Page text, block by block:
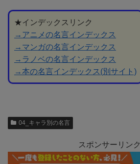
★インデックスリンク
→アニメの名言インデックス
→マンガの名言インデックス
→ラノベの名言インデックス
→本の名言インデックス(別サイト)
04_キャラ別の名言
スポンサーリンク